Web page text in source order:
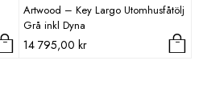
Artwood – Key Largo Utomhusfåtölj
Grå inkl Dyna
14 795,00 kr